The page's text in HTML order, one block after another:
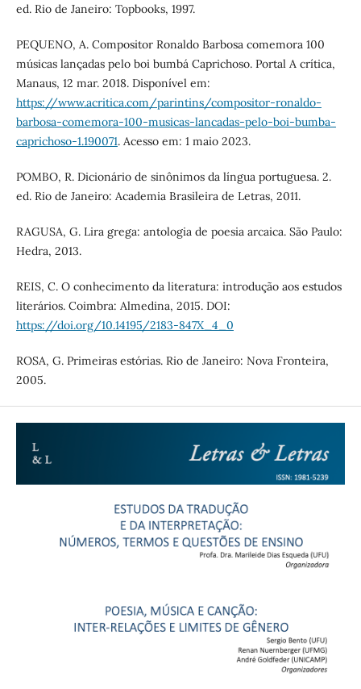
ed. Rio de Janeiro: Topbooks, 1997.
PEQUENO, A. Compositor Ronaldo Barbosa comemora 100
músicas lançadas pelo boi bumbá Caprichoso. Portal A crítica,
Manaus, 12 mar. 2018. Disponível em:
https://www.acritica.com/parintins/compositor-ronaldo-
barbosa-comemora-100-musicas-lancadas-pelo-boi-bumba-
caprichoso-1.190071. Acesso em: 1 maio 2023.
POMBO, R. Dicionário de sinônimos da língua portuguesa. 2.
ed. Rio de Janeiro: Academia Brasileira de Letras, 2011.
RAGUSA, G. Lira grega: antologia de poesia arcaica. São Paulo:
Hedra, 2013.
REIS, C. O conhecimento da literatura: introdução aos estudos
literários. Coimbra: Almedina, 2015. DOI:
https://doi.org/10.14195/2183-847X_4_0
ROSA, G. Primeiras estórias. Rio de Janeiro: Nova Fronteira,
2005.